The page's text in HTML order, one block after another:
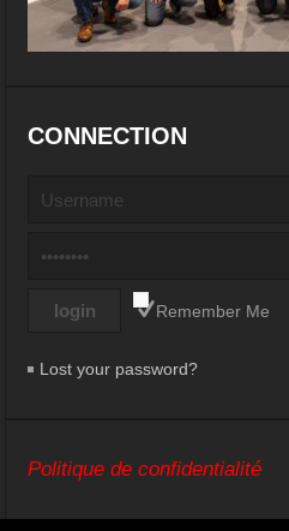
CONNECTION
Remember Me
Lost your password?
Politique de confidentialité